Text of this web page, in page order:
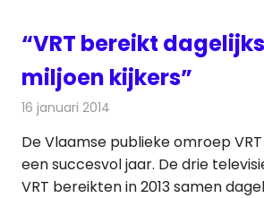
“VRT bereikt
miljoen kijkers”
16 januari 2014
De Vlaamse publieke omroep
een succesvol jaar. De drie
VRT bereikten in 2013 samen